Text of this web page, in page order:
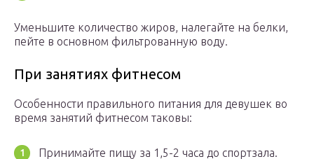
Уменьшите количество жиров, налегайте на белки,
пейте в основном фильтрованную воду.
При занятиях фитнесом
Особенности правильного питания для девушек во
время занятий фитнесом таковы:
Принимайте пищу за 1,5-2 часа до спортзала.